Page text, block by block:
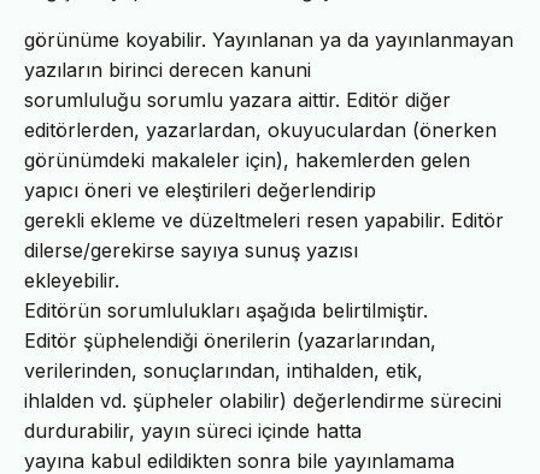
görünüme koyabilir. Yayınlanan ya da yayınlanmayan
yazıların birinci derecen kanuni
sorumluluğu sorumlu yazara aittir. Editör diğer
editörlerden, yazarlardan, okuyuculardan (önerken
görünümdeki makaleler için), hakemlerden gelen
yapıcı öneri ve eleştirileri değerlendirip
gerekli ekleme ve düzeltmeleri resen yapabilir. Editör
dilerse/gerekirse sayıya sunuş yazısı
ekleyebilir.
Editörün sorumlulukları aşağıda belirtilmiştir.
Editör şüphelendiği önerilerin (yazarlarından,
verilerinden, sonuçlarından, intihalden, etik,
ihlalden vd. şüpheler olabilir) değerlendirme sürecini
durdurabilir, yayın süreci içinde hatta
yayına kabul edildikten sonra bile yayınlamama